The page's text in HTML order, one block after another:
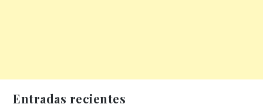
Entradas recientes